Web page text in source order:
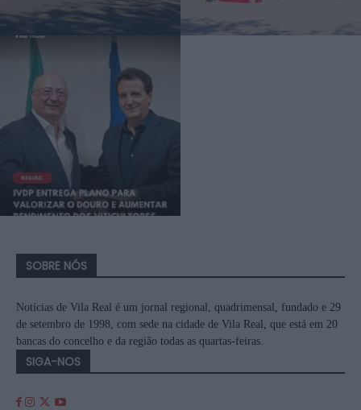
SOBRE NÓS
Notícias de Vila Real é um jornal regional, quadrimensal, fundado e 29
de setembro de 1998, com sede na cidade de Vila Real, que está em 20
bancas do concelho e da região todas as quartas-feiras.
SIGA-NOS